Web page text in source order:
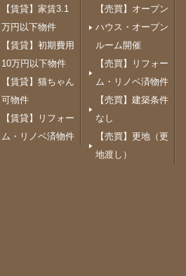
【賃貸】家賃3.1
万円以下物件
【賃貸】初期費用
10万円以下物件
【賃貸】猫ちゃん
可物件
【賃貸】リフォー
ム・リノベ済物件
【売買】オープン
ハウス・オープン
ルーム開催
【売買】リフォー
ム・リノベ済物件
【売買】建築条件
なし
【売買】更地（更
地渡し）